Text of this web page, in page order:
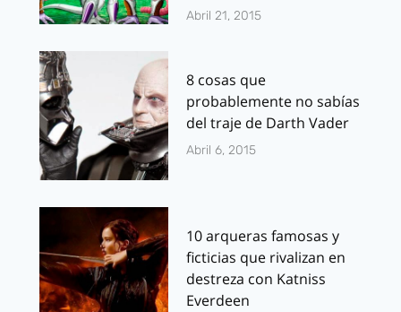
Abril 21, 2015
8 cosas que
probablemente no sabías
del traje de Darth Vader
Abril 6, 2015
10 arqueras famosas y
ficticias que rivalizan en
destreza con Katniss
Everdeen